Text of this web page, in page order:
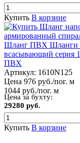
Купить В корзине
Шланг ПВХ Шланги
всасывающий серия
ПВХ
Артикул: 1610N125
Цена 976 руб./пог. м
1044 руб./пог. м
Цена за бухту:
29280 руб.
Купить В корзине